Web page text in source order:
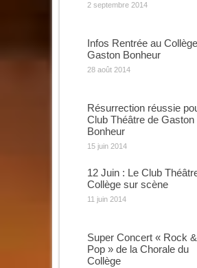
2 septembre 2014
Infos Rentrée au Collège
Gaston Bonheur
28 août 2014
Résurrection réussie
Club Théâtre de Gaston
Bonheur
15 juin 2014
12 Juin : Le Club
Collège sur scène
11 juin 2014
Super Concert « Rock &
Pop » de la Chorale du
Collège